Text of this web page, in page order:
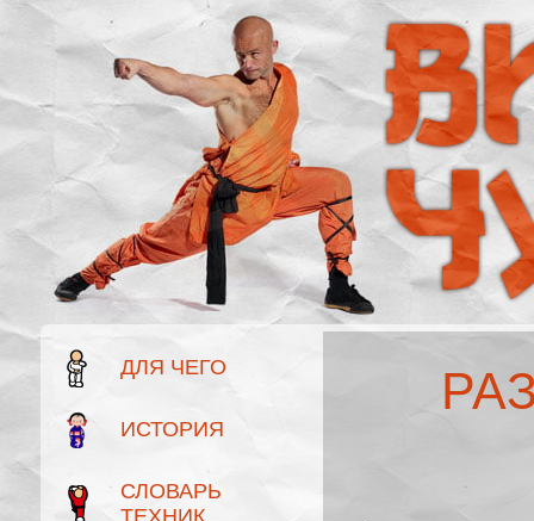
ДЛЯ ЧЕГО
ИСТОРИЯ
СЛОВАРЬ
ТЕХНИК